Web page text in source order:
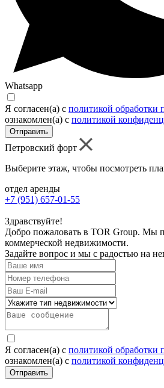
Whatsapp
Я согласен(а) c политикой обработки
ознакомлен(а) с политикой
Отправить
Петровский форт
Выберите этаж, чтобы посмотреть
отдел аренды
+7 (951) 657-01-55
Здравствуйте!
Добро пожаловать в TOR Group. Мы
коммерческой недвижимости.
Задайте вопрос и мы с радостью на
Я согласен(а) c политикой обработки
ознакомлен(а) с политикой
Отправить